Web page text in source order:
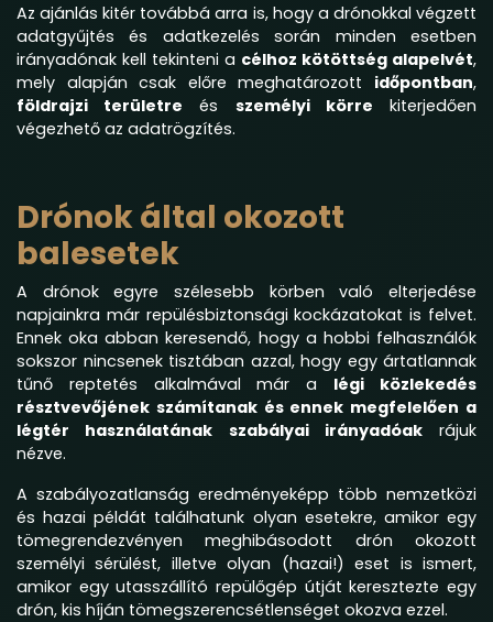
Az ajánlás kitér továbbá arra is, hogy a drónokkal végzett
adatgyűjtés és adatkezelés során minden esetben
irányadónak kell tekinteni a célhoz kötöttség alapelvét,
mely alapján csak előre meghatározott időpontban,
földrajzi területre és személyi körre kiterjedően
végezhető az adatrögzítés.
Drónok által okozott
balesetek
A drónok egyre szélesebb körben való elterjedése
napjainkra már repülésbiztonsági kockázatokat is felvet.
Ennek oka abban keresendő, hogy a hobbi felhasználók
sokszor nincsenek tisztában azzal, hogy egy ártatlannak
tűnő reptetés alkalmával már a légi közlekedés
résztvevőjének számítanak és ennek megfelelően a
légtér használatának szabályai irányadóakrájuk
nézve.
A szabályozatlanság eredményeképp több nemzetközi
és hazai példát találhatunk olyan esetekre, amikor egy
tömegrendezvényen meghibásodott drón okozott
személyi sérülést, illetve olyan (hazai!) eset is ismert,
amikor egy utasszállító repülőgép útját keresztezte egy
drón, kis híján tömegszerencsétlenséget okozva ezzel.